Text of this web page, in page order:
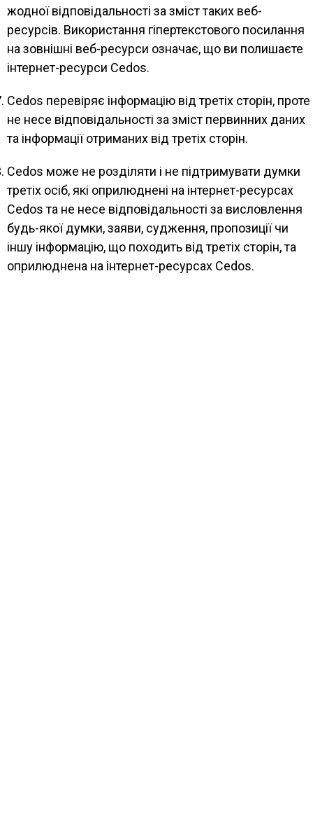
жодної відповідальності за зміст таких веб-
ресурсів. Використання гіпертекстового посилання
на зовнішні веб-ресурси означає, що ви полишаєте
інтернет-ресурси Cedos.
Cedos перевіряє інформацію від третіх сторін, проте
не несе відповідальності за зміст первинних даних
та інформації отриманих від третіх сторін.
Cedos може не розділяти і не підтримувати думки
третіх осіб, які оприлюднені на інтернет-ресурсах
Cedos та не несе відповідальності за висловлення
будь-якої думки, заяви, судження, пропозиції чи
іншу інформацію, що походить від третіх сторін, та
оприлюднена на інтернет-ресурсах Cedos.